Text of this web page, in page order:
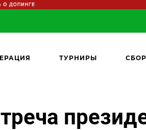
ТУРНИРЫ